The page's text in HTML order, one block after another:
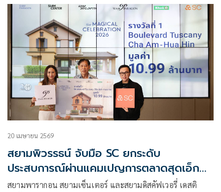
20 เมษายน 2569
สยามพิวรรธน์ จับมือ SC ยกระดับ
ประสบการณ์ผ่านแคมเปญการตลาดสุดเอ็กคลู
ซีฟ ตอบโจทย์ไลฟ์สไตล์ทุกมิติ
สยามพารากอน สยามเซ็นเตอร์ และสยามดิสคัฟเวอรี่ เดสติ